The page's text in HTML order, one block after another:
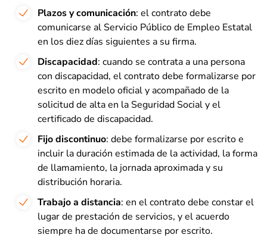
Plazos y comunicación: el contrato debe
comunicarse al Servicio Público de Empleo Estatal
en los diez días siguientes a su firma.
Discapacidad: cuando se contrata a una persona
con discapacidad, el contrato debe formalizarse por
escrito en modelo oficial y acompañado de la
solicitud de alta en la Seguridad Social y el
certificado de discapacidad.
Fijo discontinuo: debe formalizarse por escrito e
incluir la duración estimada de la actividad, la forma
de llamamiento, la jornada aproximada y su
distribución horaria.
Trabajo a distancia: en el contrato debe constar el
lugar de prestación de servicios, y el acuerdo
siempre ha de documentarse por escrito.